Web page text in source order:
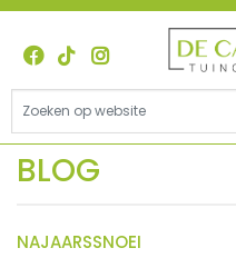
G
NAJAARSSNOEI